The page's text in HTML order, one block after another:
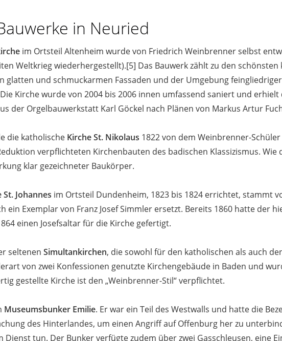
in Neuried
im Ortsteil Altenheim wurde von Friedrich Weinbrenner selbst
Weltkrieg wiederhergestellt).[5] Das Bauwerk zählt zu den schönsten
glatten und schmuckarmen Fassaden und der Umgebung
Kirche wurde von 2004 bis 2006 innen umfassend saniert und
der Orgelbauwerkstatt Karl Göckel nach Plänen von Markus Artur
die katholische Kirche St. Nikolaus 1822 von dem Weinbrenner-
verpflichteten Kirchenbauten des badischen Klassizismus.
klar gezeichneter Baukörper.
St. Johannes im Ortsteil Dundenheim, 1823 bis 1824 errichtet, stammt
ein Exemplar von Franz Josef Simmler ersetzt. Bereits 1860 hatte der
einen Josefsaltar für die Kirche gefertigt.
seltenen Simultankirchen, die sowohl für den katholischen als auch
von zwei Konfessionen genutzte Kirchengebäude in Baden und
gestellte Kirche ist den „Weinbrenner-Stil“ verpflichtet.
Museumsbunker Emilie. Er war ein Teil des Westwalls und hatte die
des Hinterlandes, um einen Angriff auf Offenburg her zu
Dienst tun. Der Bunker verfügte zudem über zwei Gasschleusen, eine